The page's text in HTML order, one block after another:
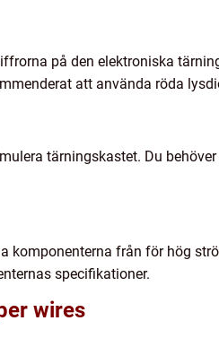
på den elektroniska
att använda röda
tärningskastet. Du
komponenterna från för hög
specifikationer.
wires